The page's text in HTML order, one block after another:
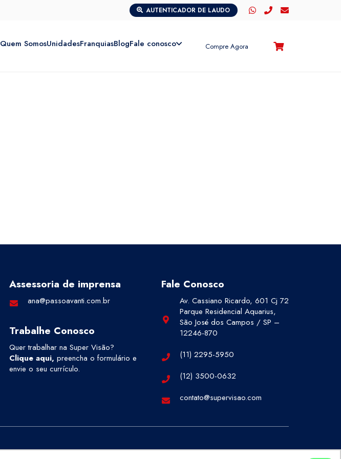
AUTENTICADOR DE LAUDO
Quem SomosUnidadesFranquiasBlogFale conosco Compre Agora
Assessoria de imprensa
ana@passoavanti.com.br
Trabalhe Conosco
Quer trabalhar na Super Visão?
Clique aqui, preencha o formulário e
envie o seu currículo.
Fale Conosco
Av. Cassiano Ricardo, 601 Cj 72
Parque Residencial Aquarius,
São José dos Campos / SP –
12246-870
(11) 2295-5950
(12) 3500-0632
contato@supervisao.com